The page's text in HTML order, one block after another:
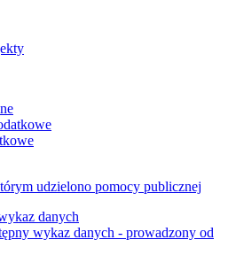
udzielono pomocy publicznej
danych
wykaz danych - prowadzony od